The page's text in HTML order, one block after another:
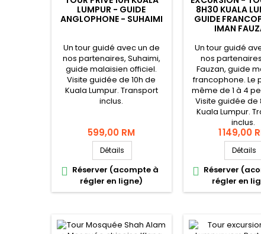
LUMPUR - GUIDE
ANGLOPHONE - SUHAIMI
Un tour guidé avec un de
nos partenaires, Suhaimi,
guide malaisien officiel.
Visite guidée de 10h de
Kuala Lumpur. Transport
inclus.
599,00 RM
Détails
 Réserver (acompte à
régler en ligne)
8H30 KUALA
GUIDE
IMAN
Un tour guidé
nos
Fauzan, guide
francophone. Le
même de 1 à 4
Visite guidée de
Kuala Lumpur.
inclus.
1 149,00
Détails
 Réserver
régler en